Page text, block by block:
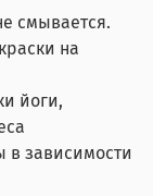
смывается.
на
йоги,
в зависимости